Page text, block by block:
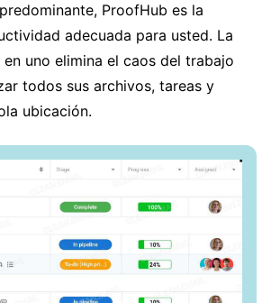
ProofHub es la
adecuada para usted. La
uno elimina el caos del trabajo
todos sus archivos, tareas y
ubicación.